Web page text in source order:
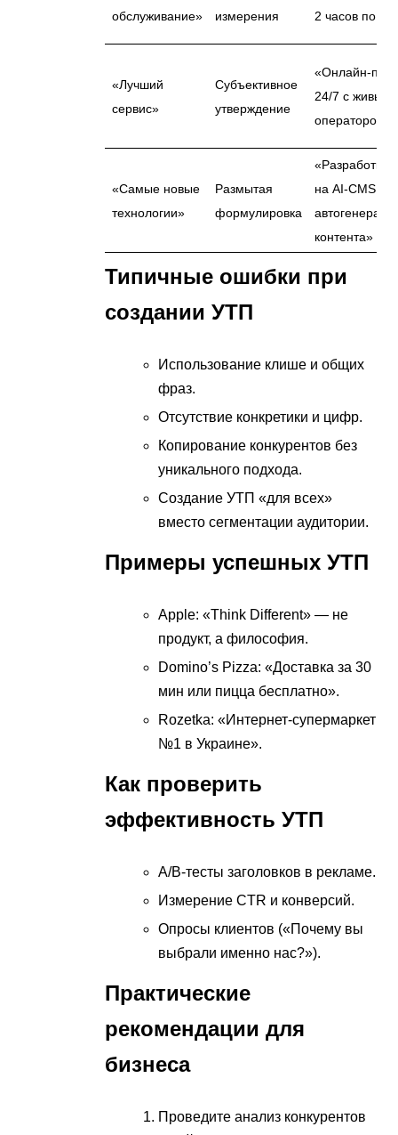
обслуживание»
измерения
2 часов по
«Лучший
сервис»
Субъективное
утверждение
«Онлайн-
24/7 с живым
оператором»
«Самые новые
технологии»
Размытая
формулировка
«Разработка
на AI-CMS с
контента»
Типичные ошибки при
создании УТП
Использование клише и общих
фраз.
Отсутствие конкретики и цифр.
Копирование конкурентов без
уникального подхода.
Создание УТП «для всех»
вместо сегментации аудитории.
Примеры успешных УТП
Apple: «Think Different» — не
продукт, а философия.
Domino’s Pizza: «Доставка за 30
мин или пицца бесплатно».
Rozetka: «Интернет-супермаркет
№1 в Украине».
Как проверить
эффективность УТП
A/B-тесты заголовков в рекламе.
Измерение CTR и конверсий.
Опросы клиентов («Почему вы
выбрали именно нас?»).
Практические
рекомендации для
бизнеса
Проведите анализ конкурентов